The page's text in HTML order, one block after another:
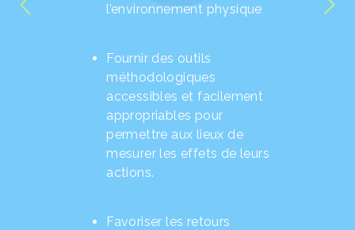
l’environnement physique
Fournir des outils
méthodologiques
accessibles et facilement
appropriables pour
permettre aux lieux de
mesurer les effets de leurs
actions.
Favoriser les retours